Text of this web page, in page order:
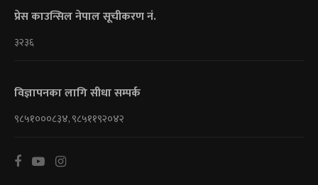
प्रेस काउन्सिल नेपाल सूचीकरण नं.
३२३६
विज्ञापनका लागि सीधा सम्पर्क
९८५१०००८३४, ९८५११९२०४२